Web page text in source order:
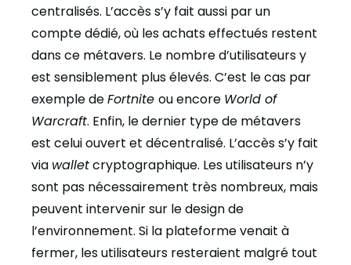
centralisés. L’accès s’y fait aussi par un
compte dédié, où les achats effectués restent
dans ce métavers. Le nombre d’utilisateurs y
est sensiblement plus élevés. C’est le cas par
exemple deFortnite ou encore World of
Warcraft. Enfin, le dernier type de métavers
est celui ouvert et décentralisé. L’accès s’y fait
via walletcryptographique. Les utilisateurs n’y
sont pas nécessairement très nombreux, mais
peuvent intervenir sur le design de
l’environnement. Si la plateforme venait à
fermer, les utilisateurs resteraient malgré tout